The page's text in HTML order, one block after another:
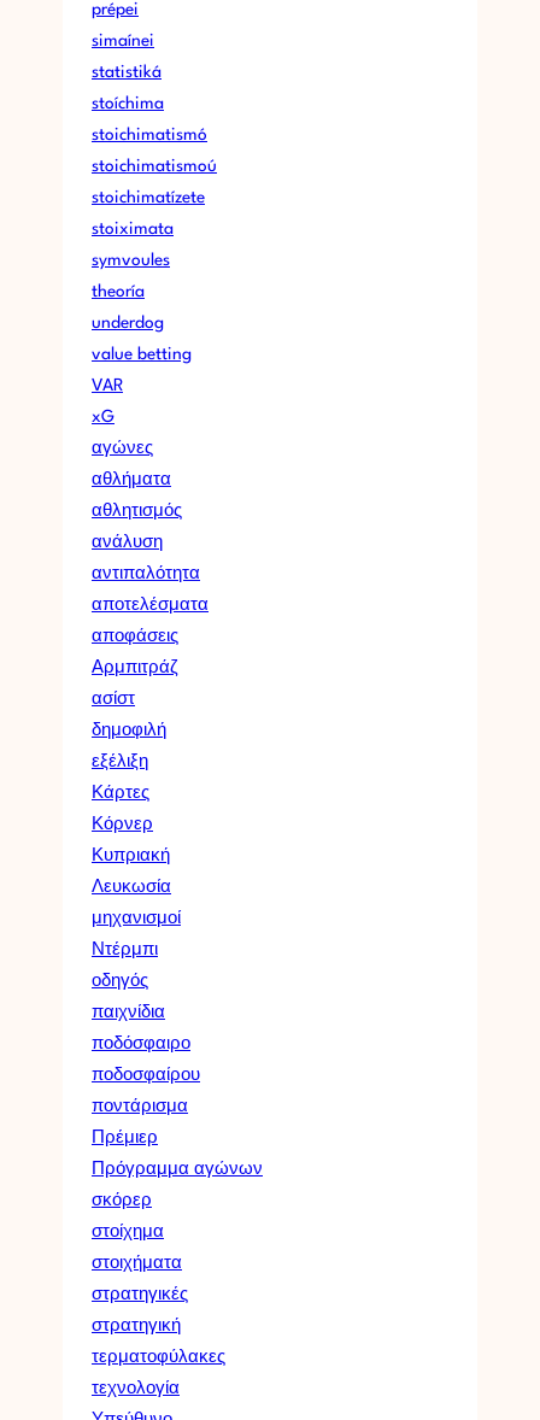
prépei
simaínei
statistiká
stoíchima
stoichimatismó
stoichimatismoú
stoichimatízete
stoiximata
symvoules
theoría
underdog
value betting
VAR
xG
αγώνες
αθλήματα
αθλητισμός
ανάλυση
αντιπαλότητα
αποτελέσματα
αποφάσεις
Αρμπιτράζ
ασίστ
δημοφιλή
εξέλιξη
Κάρτες
Κόρνερ
Κυπριακή
Λευκωσία
μηχανισμοί
Ντέρμπι
οδηγός
παιχνίδια
ποδόσφαιρο
ποδοσφαίρου
ποντάρισμα
Πρέμιερ
Πρόγραμμα αγώνων
σκόρερ
στοίχημα
στοιχήματα
στρατηγικές
στρατηγική
τερματοφύλακες
τεχνολογία